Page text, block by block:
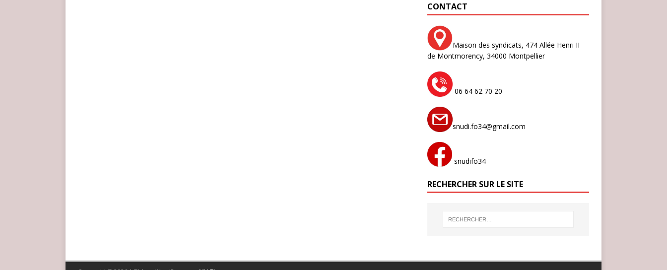
CONTACT
Maison des syndicats, 474 Allée Henri II
de Montmorency, 34000 Montpellier
06 64 62 70 20
snudi.fo34@gmail.com
snudifo34
RECHERCHER SUR LE SITE